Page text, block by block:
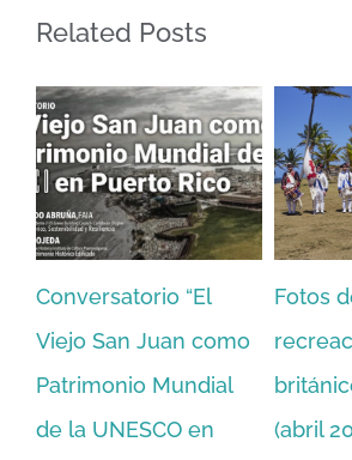
Related Posts
del ataque
1797
Charla “Héroes de
una tradición
milenaria: Albañiles
del San Juan National